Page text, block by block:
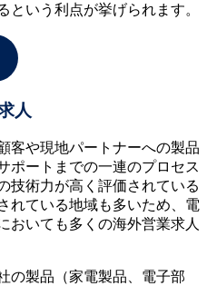
という利点が挙げられます。
人
客や現地パートナーへの製品
ポートまでの一連のプロセス
技術力が高く評価されている
れている地域も多いため、電
おいても多くの海外営業求人
の製品（家電製品、電子部